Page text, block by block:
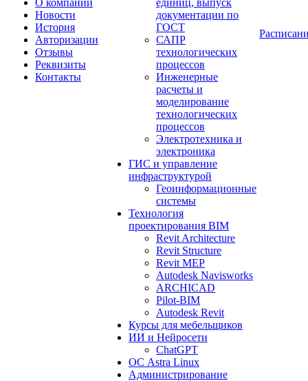
О компании
Новости
История
Авторизации
Отзывы
Реквизиты
Контакты
единиц, выпуск
документации по
ГОСТ
САПР
технологических
процессов
Инженерные
расчеты и
моделирование
технологических
процессов
Электротехника и
электроника
ГИС и управление
инфраструктурой
Геоинформационные
системы
Технология
проектирования BIM
Revit Architecture
Revit Structure
Revit MEP
Autodesk Navisworks
ARCHICAD
Pilot-BIM
Autodesk Revit
Курсы для мебельщиков
ИИ и Нейросети
ChatGPT
ОС Astra Linux
Администрирование